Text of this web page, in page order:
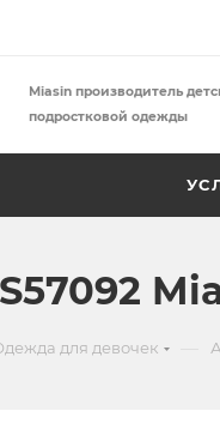
Miasin производитель
подростковой одежды
для девочек